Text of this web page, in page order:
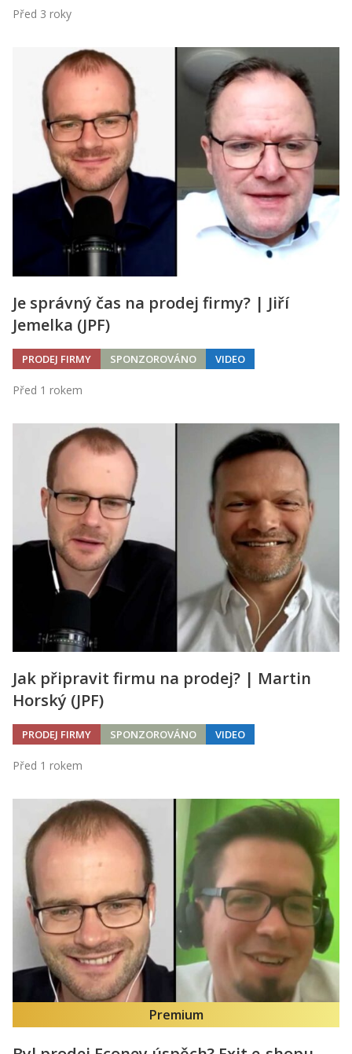
Před 3 roky
Je správný čas na prodej firmy? | Jiří
Jemelka (JPF)
PRODEJ FIRMY SPONZOROVÁNO VIDEO
Před 1 rokem
Jak připravit firmu na prodej? | Martin
Horský (JPF)
PRODEJ FIRMY SPONZOROVÁNO VIDEO
Před 1 rokem
Premium